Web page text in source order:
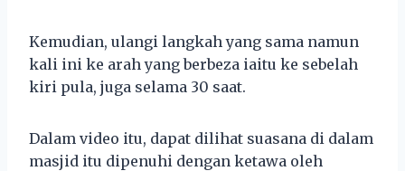
Kemudian, ulangi langkah yang sama namun
kali ini ke arah yang berbeza iaitu ke sebelah
kiri pula, juga selama 30 saat.
Dalam video itu, dapat dilihat suasana di dalam
masjid itu dipenuhi dengan ketawa oleh